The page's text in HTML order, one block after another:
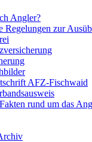
Angler?
Regelungen zur
AFZ-Fischwaid
rund um das